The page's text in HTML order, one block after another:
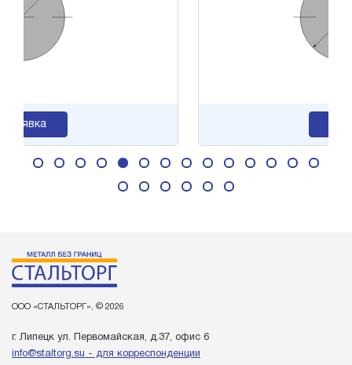
ООО «СТАЛЬТОРГ», © 2026
г. Липецк ул. Первомайская, д.37, офис 6
info@staltorg.su - для корреспонденции